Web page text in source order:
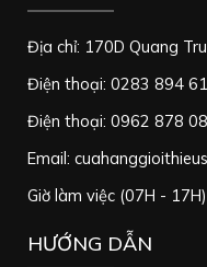
Địa chỉ: 170D Quang
Điện thoại: 0283 894
Điện thoại: 0962 878
Email:
Giờ làm việc (07H -
HƯỚNG DẪN